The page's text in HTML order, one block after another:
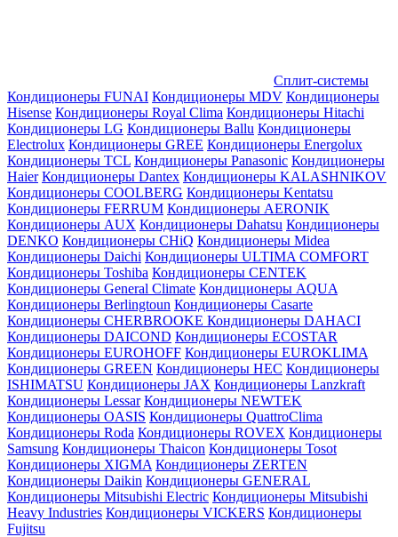
Сплит-системы
Кондиционеры FUNAI Кондиционеры MDV Кондиционеры
Hisense Кондиционеры Royal Clima Кондиционеры Hitachi
Кондиционеры LG Кондиционеры Ballu Кондиционеры
Electrolux Кондиционеры GREE Кондиционеры Energolux
Кондиционеры TCL Кондиционеры Panasonic Кондиционеры
Haier Кондиционеры Dantex Кондиционеры KALASHNIKOV
Кондиционеры СOOLBERG Кондиционеры Kentatsu
Кондиционеры FERRUM Кондиционеры AERONIK
Кондиционеры AUX Кондиционеры Dahatsu Кондиционеры
DENKO Кондиционеры CHiQ Кондиционеры Midea
Кондиционеры Daichi Кондиционеры ULTIMA COMFORT
Кондиционеры Toshiba Кондиционеры CENTEK
Кондиционеры General Climate Кондиционеры AQUA
Кондиционеры Berlingtoun Кондиционеры Casarte
Кондиционеры CHERBROOKE Кондиционеры DAHACI
Кондиционеры DAICOND Кондиционеры ECOSTAR
Кондиционеры EUROHOFF Кондиционеры EUROKLIMA
Кондиционеры GREEN Кондиционеры HEC Кондиционеры
ISHIMATSU Кондиционеры JAX Кондиционеры Lanzkraft
Кондиционеры Lessar Кондиционеры NEWTEK
Кондиционеры OASIS Кондиционеры QuattroClima
Кондиционеры Roda Кондиционеры ROVEX Кондиционеры
Samsung Кондиционеры Thaicon Кондиционеры Tosot
Кондиционеры XIGMA Кондиционеры ZERTEN
Кондиционеры Daikin Кондиционеры GENERAL
Кондиционеры Mitsubishi Electric Кондиционеры Mitsubishi
Heavy Industries Кондиционеры VICKERS Кондиционеры
Fujitsu